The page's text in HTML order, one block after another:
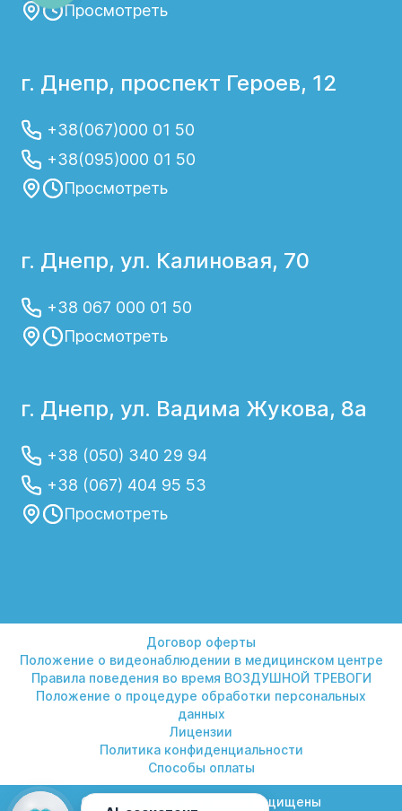
Просмотреть
г. Днепр, проспект Героев, 12
+38(067)000 01 50
+38(095)000 01 50
Просмотреть
г. Днепр, ул. Калиновая, 70
+38 067 000 01 50
Просмотреть
г. Днепр, ул. Вадима Жукова, 8а
+38 (050) 340 29 94
+38 (067) 404 95 53
Просмотреть
Договор оферты
Положение о видеонаблюдении в медицинском центре
Правила поведения во время ВОЗДУШНОЙ ТРЕВОГИ
Положение о процедуре обработки персональных
данных
Лицензии
Политика конфиденциальности
Способы оплаты
© 2026 Гелиос. Все права защищены